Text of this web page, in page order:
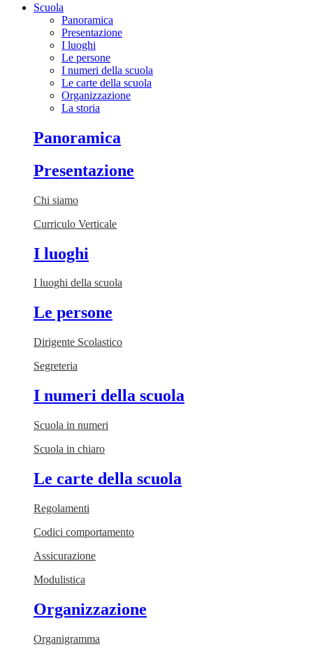
Scuola
Panoramica
Presentazione
I luoghi
Le persone
I numeri della scuola
Le carte della scuola
Organizzazione
La storia
Panoramica
Presentazione
Chi siamo
Curriculo Verticale
I luoghi
I luoghi della scuola
Le persone
Dirigente Scolastico
Segreteria
I numeri della scuola
Scuola in numeri
Scuola in chiaro
Le carte della scuola
Regolamenti
Codici comportamento
Assicurazione
Modulistica
Organizzazione
Organigramma